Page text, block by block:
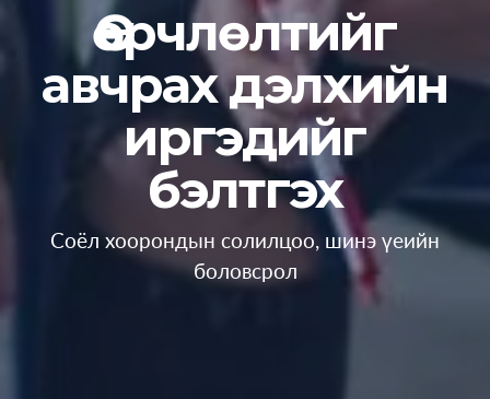
Өөрчлөлтийг
авчрах дэлхийн
иргэдийг
бэлтгэх
Соёл хоорондын солилцоо, шинэ үеийн
боловсрол